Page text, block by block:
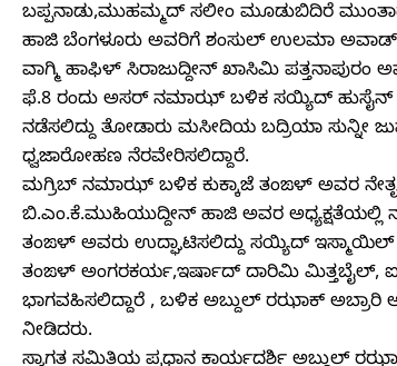
ಬಪ್ಪನಾಡು,ಮುಹಮ್ಮದ್ ಸಲೀಂ ಮೂಡುಬಿದಿರೆ
ಹಾಜಿ ಬೆಂಗಳೂರು ಅವರಿಗೆ ಶಂಸುಲ್ ಉಲಮಾ ಅವಾರ್ಡ್
ವಾಗ್ಮಿ ಹಾಫಿಳ್ ಸಿರಾಜುದ್ದೀನ್ ಖಾಸಿಮಿ
ಫೆ.8 ರಂದು ಅಸರ್ ನಮಾಝ್ ಬಳಿಕ ಸಯ್ಯಿದ್ ಹುಸೈನ್
ನಡೆಸಲಿದ್ದು ತೋಡಾರು ಮಸೀದಿಯ ಬದ್ರಿಯಾ ಸುನ್ನೀ
ಧ್ವಜಾರೋಹಣ ನೆರವೇರಿಸಲಿದ್ದಾರೆ.
ಮಗ್ರಿಬ್ ನಮಾಝ್ ಬಳಿಕ ಕುಕ್ಕಾಜೆ ತಂಙಳ್ ಅವರ
ಬಿ.ಎಂ.ಕೆ.ಮುಹಿಯುದ್ದೀನ್ ಹಾಜಿ ಅವರ
ತಂಙಳ್ ಅವರು ಉದ್ಘಾಟಿಸಲಿದ್ದು ಸಯ್ಯಿದ್
ತಂಙಳ್ ಅಂಗರಕರ್ಯ,ಇರ್ಷಾದ್ ದಾರಿಮಿ ಮಿತ್ತಬೈಲ್,
ಭಾಗವಹಿಸಲಿದ್ದಾರೆ , ಬಳಿಕ ಅಬ್ದುಲ್ ರಝಾಕ್
ನೀಡಿದರು.